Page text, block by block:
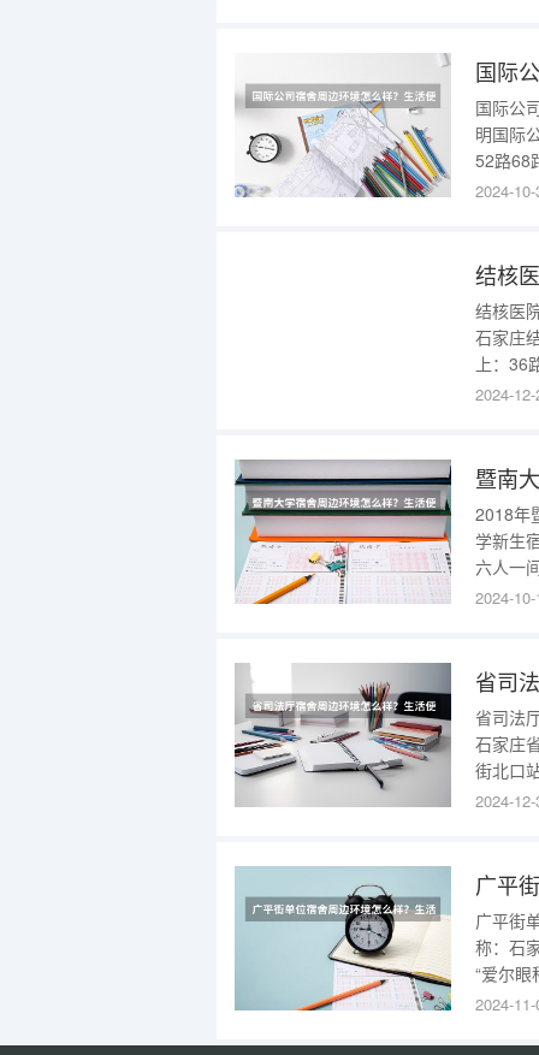
国际
国际公
明国际
52路68
沿永胜
2024-
结核
结核医
石家庄
上：
区站下
2024-
暨南
2018年
学新生
六人一
怎么样
2024-
省司
省司法
石家庄
街北口
他交通
2024-
广平
广平街
称：石
“爱尔
线、8
2024-